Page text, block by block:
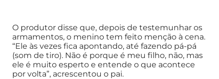
O produtor disse que, depois de testemunhar os
armamentos, o menino tem feito menção à cena.
“Ele às vezes fica apontando, até fazendo pá-pá
(som de tiro). Não é porque é meu filho, não, mas
ele é muito esperto e entende o que acontece
por volta”, acrescentou o pai.